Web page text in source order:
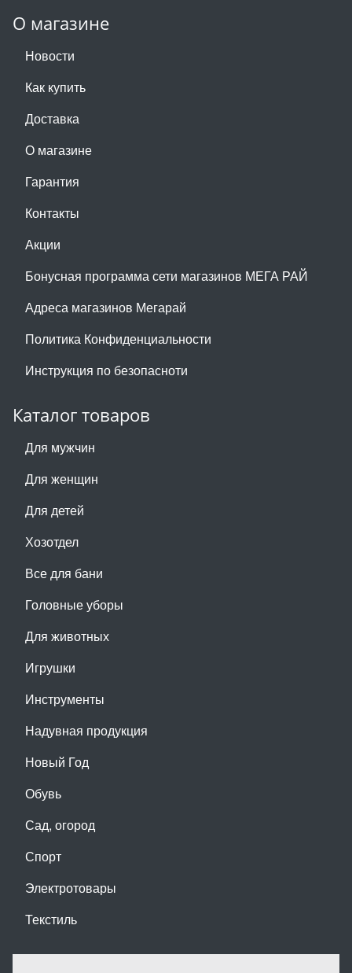
О магазине
Новости
Как купить
Доставка
О магазине
Гарантия
Контакты
Акции
Бонусная программа сети магазинов МЕГА РАЙ
Адреса магазинов Мегарай
Политика Конфиденциальности
Инструкция по безопасноти
Каталог товаров
Для мужчин
Для женщин
Для детей
Хозотдел
Все для бани
Головные уборы
Для животных
Игрушки
Инструменты
Надувная продукция
Новый Год
Обувь
Сад, огород
Спорт
Электротовары
Текстиль